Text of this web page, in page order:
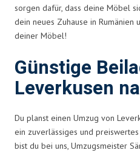
sorgen dafür, dass deine Möbel
dein neues Zuhause in
deiner Möbel!
Günstige
Leverkusen
Du planst einen Umzug von
ein zuverlässiges und
bist du bei uns, Umzugsmeister